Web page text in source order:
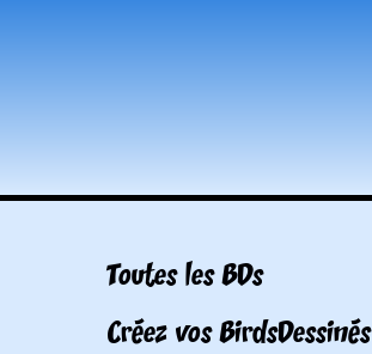
Toutes les BDs
Créez vos BirdsDessinés